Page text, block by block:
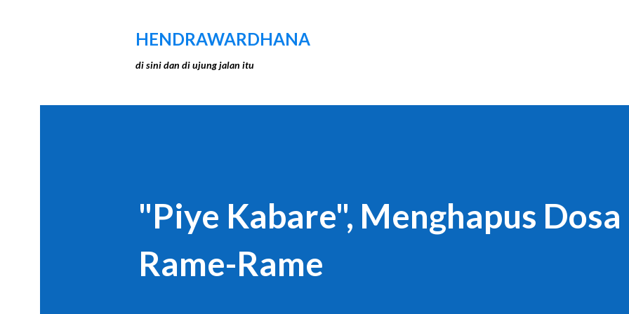
HENDRAWARDHANA
di sini dan di ujung jalan itu
"Piye Kabare", Menghapus Dosa
Rame-Rame